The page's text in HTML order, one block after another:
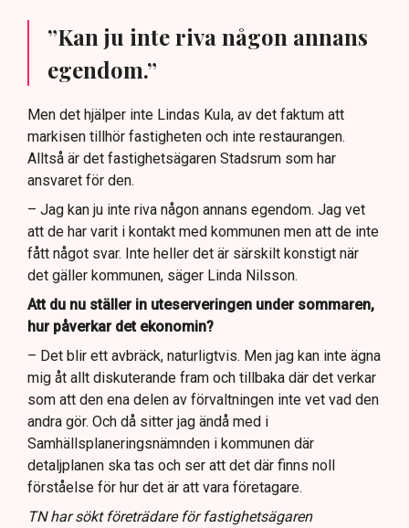
”Kan ju inte riva någon annans
egendom.”
Men det hjälper inte Lindas Kula, av det faktum att
markisen tillhör fastigheten och inte restaurangen.
Alltså är det fastighetsägaren Stadsrum som har
ansvaret för den.
– Jag kan ju inte riva någon annans egendom. Jag vet
att de har varit i kontakt med kommunen men att de inte
fått något svar. Inte heller det är särskilt konstigt när
det gäller kommunen, säger Linda Nilsson.
Att du nu ställer in uteserveringen under sommaren,
hur påverkar det ekonomin?
– Det blir ett avbräck, naturligtvis. Men jag kan inte ägna
mig åt allt diskuterande fram och tillbaka där det verkar
som att den ena delen av förvaltningen inte vet vad den
andra gör. Och då sitter jag ändå med i
Samhällsplaneringsnämnden i kommunen där
detaljplanen ska tas och ser att det där finns noll
förståelse för hur det är att vara företagare.
TN har sökt företrädare för fastighetsägaren